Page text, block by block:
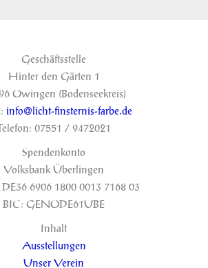
Geschäftsstelle
Hinter den Gärten 1
Owingen (Bodenseekreis)
info@licht-finsternis-farbe.de
Telefon: 07551 / 9472021
Spendenkonto
Volksbank Überlingen
6906 1800 0013 7168 03
BIC: GENODE61UBE
Inhalt
Ausstellungen
Unser Verein